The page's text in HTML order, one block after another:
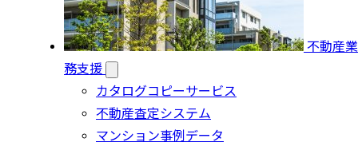
不動産業
務支援
カタログコピーサービス
不動産査定システム
マンション事例データ